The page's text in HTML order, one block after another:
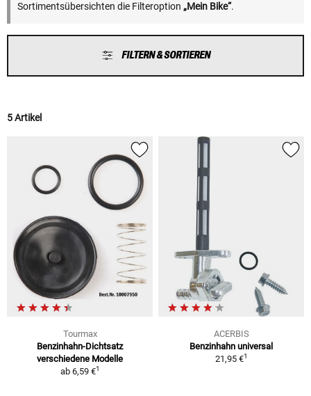
Sortimentsübersichten die Filteroption „Mein Bike“.
FILTERN & SORTIEREN
5 Artikel
Tourmax
Benzinhahn-Dichtsatz
verschiedene Modelle
ab 6,59 €1
ACERBIS
Benzinhahn universal
21,95 €1